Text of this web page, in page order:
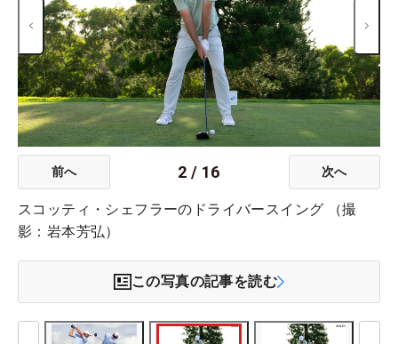
前へ 2 / 16 次へ
スコッティ・シェフラーのドライバースイング （撮
影：岩本芳弘）
この写真の記事を読む